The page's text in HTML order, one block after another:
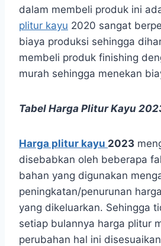
dalam membeli produk ini
plitur kayu 2020 sangat
biaya produksi sehingga
membeli produk finishing
murah sehingga menekan
Tabel Harga Plitur Kayu
Harga plitur kayu 2023
disebabkan oleh beberapa
bahan yang digunakan
peningkatan/penurunan
yang dikeluarkan. Sehingga
setiap bulannya harga plitur
perubahan hal ini